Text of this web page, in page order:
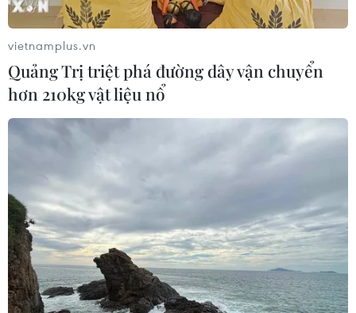
vietnamplus.vn
Quảng Trị triệt phá đường dây vận chuyển
hơn 210kg vật liệu nổ